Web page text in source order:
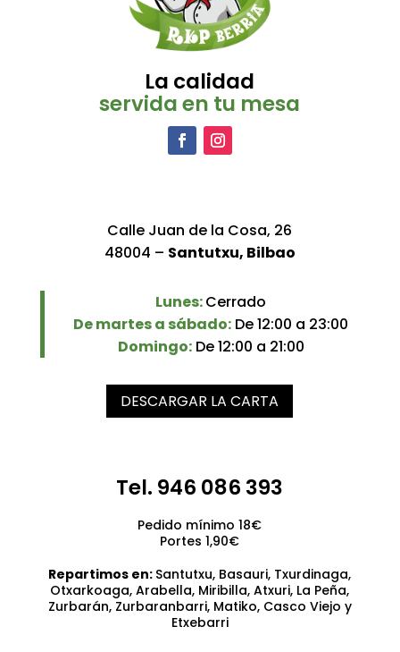
La calidad
servida en tu mesa
Calle Juan de la Cosa, 26
48004 – Santutxu, Bilbao
Lunes:Cerrado
De martes a sábado: De 12:00 a 23:00
Domingo:De 12:00 a 21:00
DESCARGAR LA CARTA
Tel. 946 086 393
Pedido mínimo 18€
Portes 1,90€
Repartimos en: Santutxu, Basauri, Txurdinaga,
Otxarkoaga, Arabella, Miribilla, Atxuri, La Peña,
Zurbarán, Zurbaranbarri, Matiko, Casco Viejo y
Etxebarri